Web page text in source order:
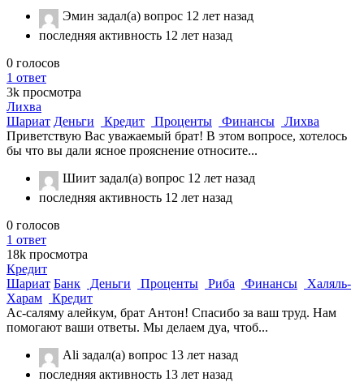
Эмин задал(а) вопрос 12 лет назад
последняя активность 12 лет назад
0 голосов
1 ответ
3k просмотра
Лихва
Шариат Деньги Кредит Проценты Финансы
Лихва
Приветствую Вас уважаемый брат! В этом вопросе, хотелось
бы что вы дали ясное прояснение относите...
Шиит задал(а) вопрос 12 лет назад
последняя активность 12 лет назад
0 голосов
1 ответ
18k просмотра
Кредит
Шариат Банк Деньги Проценты Риба Финансы
Халяль-
Харам
Кредит
Ас-саляму алейкум, брат Антон! Спасибо за ваш труд. Нам
помогают ваши ответы. Мы делаем дуа, чтоб...
Ali задал(а) вопрос 13 лет назад
последняя активность 13 лет назад